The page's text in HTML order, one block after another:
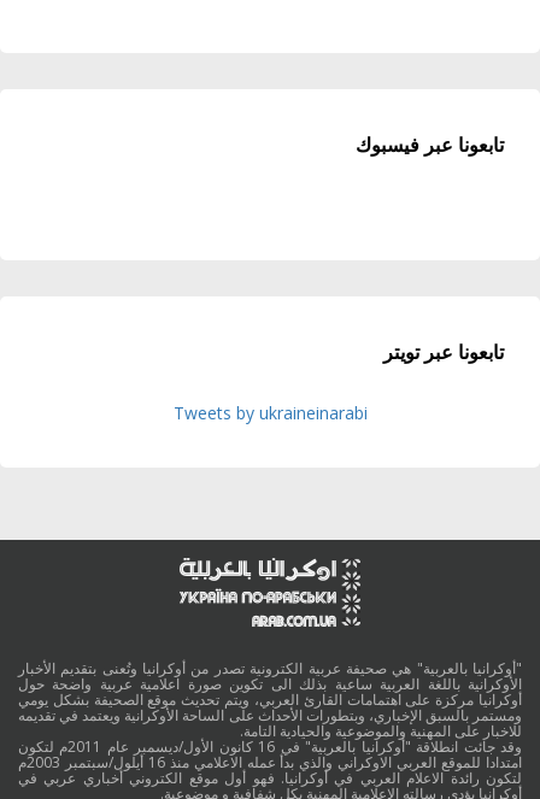
تابعونا عبر فيسبوك
تابعونا عبر تويتر
Tweets by ukraineinarabi
"أوكرانيا بالعربية" هي صحيفة عربية الكترونية تصدر من أوكرانيا وتُعنى بتقديم الأخبار
الأوكرانية باللغة العربية ساعية بذلك الى تكوين صورة اعلامية عربية واضحة حول
أوكرانيا مركزة على اهتمامات القارئ العربي، ويتم تحديث موقع الصحيفة بشكل يومي
ومستمر بالسبق الإخباري، وبتطورات الأحداث على الساحة الأوكرانية ويعتمد في تقديمه
للاخبار على المهنية والموضوعية والحيادية التامة.
وقد جائت انطلاقة "أوكرانيا بالعربية" في 16 كانون الأول/ديسمبر عام 2011م لتكون
امتدادا للموقع العربي الاوكراني والذي بدأ عمله الاعلامي منذ 16 أيلول/سبتمبر 2003م
لتكون رائدة الاعلام العربي في أوكرانيا. فهو أول موقع الكتروني أخباري عربي في
أوكرانيا يؤدي رسالته الاعلامية المهنية بكل شفافية و موضوعية.